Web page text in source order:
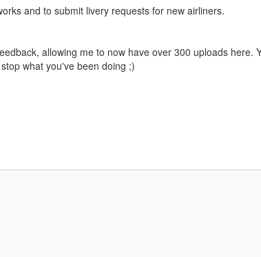
and to submit livery requests for new airliners.
allowing me to now have over 300 uploads here.
what you've been doing ;)